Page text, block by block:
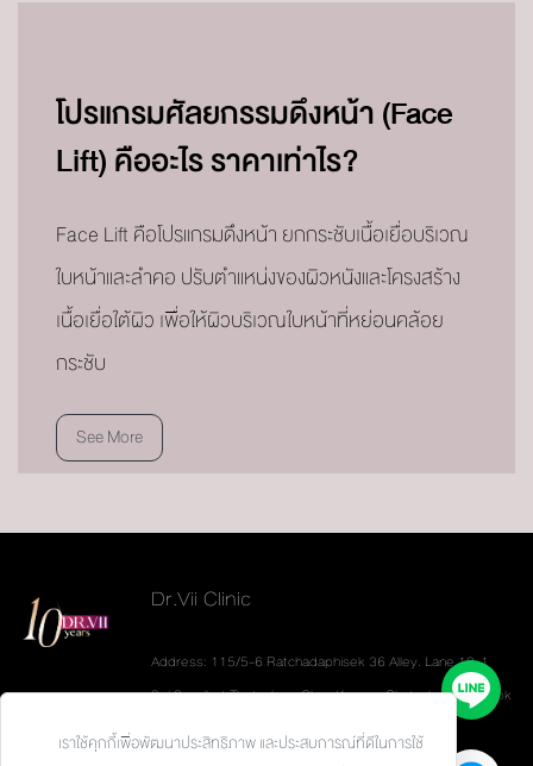
โปรแกรมศัลยกรรมดึงหน้า (Face
Lift) คืออะไร ราคาเท่าไร?
Face Lift คือโปรแกรมดึงหน้า ยกกระชับเนื้อเยื่อบริเวณ
ใบหน้าและลำคอ ปรับตำแหน่งของผิวหนังและโครงสร้าง
เนื้อเยื่อใต้ผิว เพื่อให้ผิวบริเวณใบหน้าที่หย่อนคล้อย
กระชับ
See More
Dr.Vii Clinic
Address: 115/5-6 Ratchadaphisek 36 Alley. Lane 19-1
Soi Sannibat Thetsaban. Chan Kasem. Chatuchak. Bangkok
Tel: 093-626-6624
เราใช้คุกกี้เพื่อพัฒนาประสิทธิภาพ และประสบการณ์ที่ดีในการใช้